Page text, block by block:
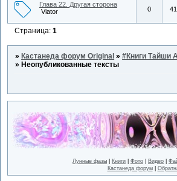
Глава 22. Другая сторона
Viator
0
Страница:1
»Кастанеда форум Original »#Книги Тайши
»Неопубликованные тексты
Лунные фазы Книги Фото Видео
Кастанеда форум|